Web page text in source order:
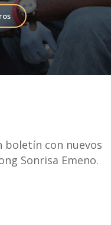
boletín con nuevos
Sonrisa Emeno.